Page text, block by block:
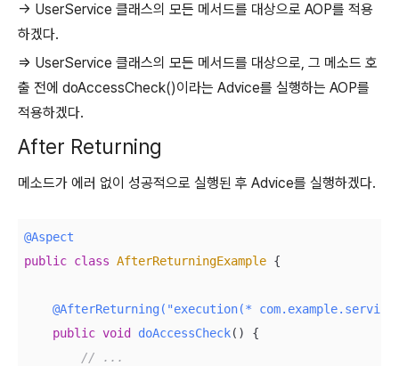
→ UserService 클래스의 모든 메서드를 대상으로 AOP를 적용
하겠다.
⇒ UserService 클래스의 모든 메서드를 대상으로, 그 메소드 호
출 전에 doAccessCheck()이라는 Advice를 실행하는 AOP를
적용하겠다.
After Returning
메소드가 에러 없이 성공적으로 실행된 후 Advice를 실행하겠다.
@Aspect
public class AfterReturningExample {
@AfterReturning("execution(*
public void doAccessCheck()
{
// ...